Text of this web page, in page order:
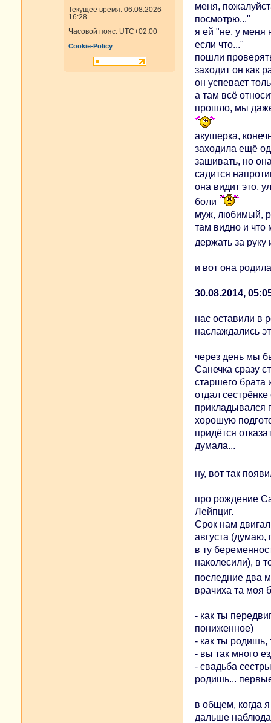
Текущее время: 06.08.2026
16:28
Часовой пояс: UTC+02:00
Cookie-Policy
меня,
посмотрю..."
я ей "не, у меня
если что..."
пошли
заходит он как
он успевает
а там всё
прошло, мы даже
акушерка,
заходила ещё
зашивать, но
садится
она видит это,
боли
муж, любимый,
там видно и что
держать за
и вот она
30.08.2014,
нас оставили в
наслаждались
через день мы
Санечка сразу
старшего брата
отдал
прикладывался
хорошую
придётся
думала...
ну, вот так
про рождение
Лейпциг.
Срок нам
августа (думаю,
в ту
наколесили), в
последние два
врачиха та моя
- как ты
пониженное)
- как ты родишь,
- вы так много
- свадьба
родишь...
в общем, когда
дальше